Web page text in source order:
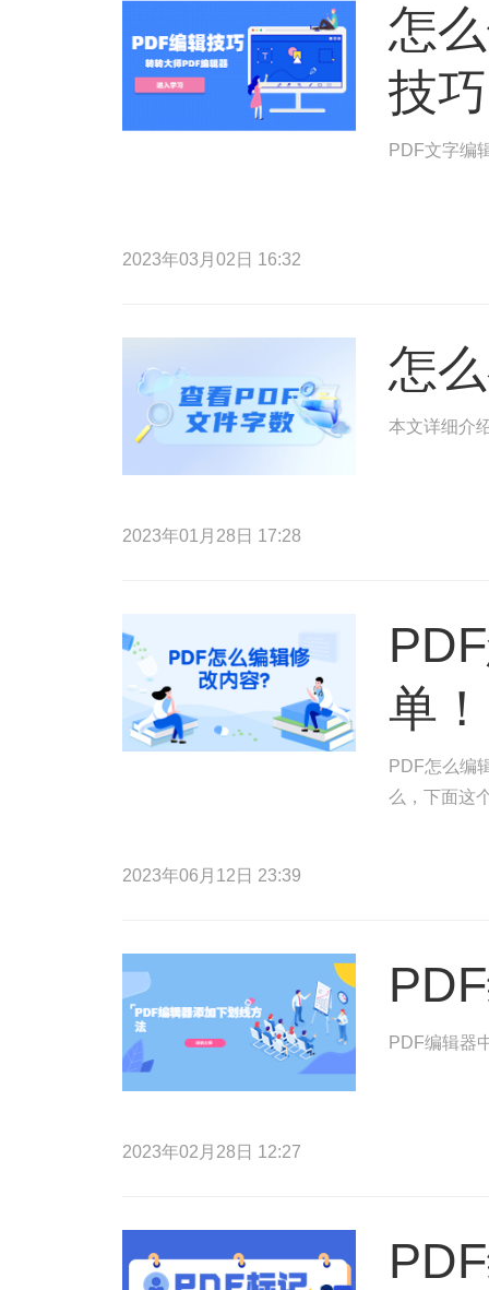
怎
技巧
PDF文字编
2023年03月02日 16:32
怎
本文详细介
2023年01月28日 17:28
单！
PDF怎么编
么，下面这
2023年06月12日 23:39
PDF编辑器
2023年02月28日 12:27